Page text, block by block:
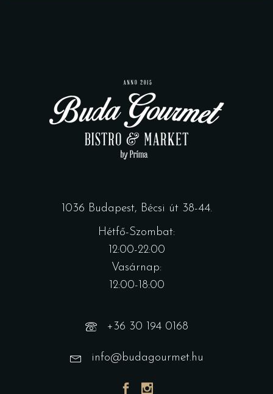
1036 Budapest, Bécsi út 38-44.
Hétfő-Szombat:
12:00-22:00
Vasárnap:
12:00-18:00
+36 30 194 0168
info@budagourmet.hu